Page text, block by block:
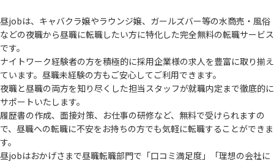
昼jobは、キャバクラ嬢やラウンジ嬢、ガールズバー等の水商売・風俗
などの夜職から昼職に転職したい方に特化した完全無料の転職サービス
です。
ナイトワーク経験者の方を積極的に採用企業様の求人を豊富に取り揃え
ています。 昼職未経験の方もご安心してご利用できます。
夜職と昼職の両方を知り尽くした担当スタッフが就職内定まで徹底的に
サポートいたします。
履歴書の作成、面接対策、お仕事の研修など、無料で受けられますの
で、 昼職への転職に不安をお持ちの方でも気軽に転職することができま
す。
昼jobはおかげさまで昼職転職部門で「口コミ満足度」「理想の会社に